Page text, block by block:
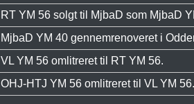
RT YM 56 solgt til MjbaD som MjbaD
MjbaD YM 40 gennemrenoveret i
VL YM 56 omlitreret til RT YM 56.
OHJ-HTJ YM 56 omlitreret til VL YM 56.